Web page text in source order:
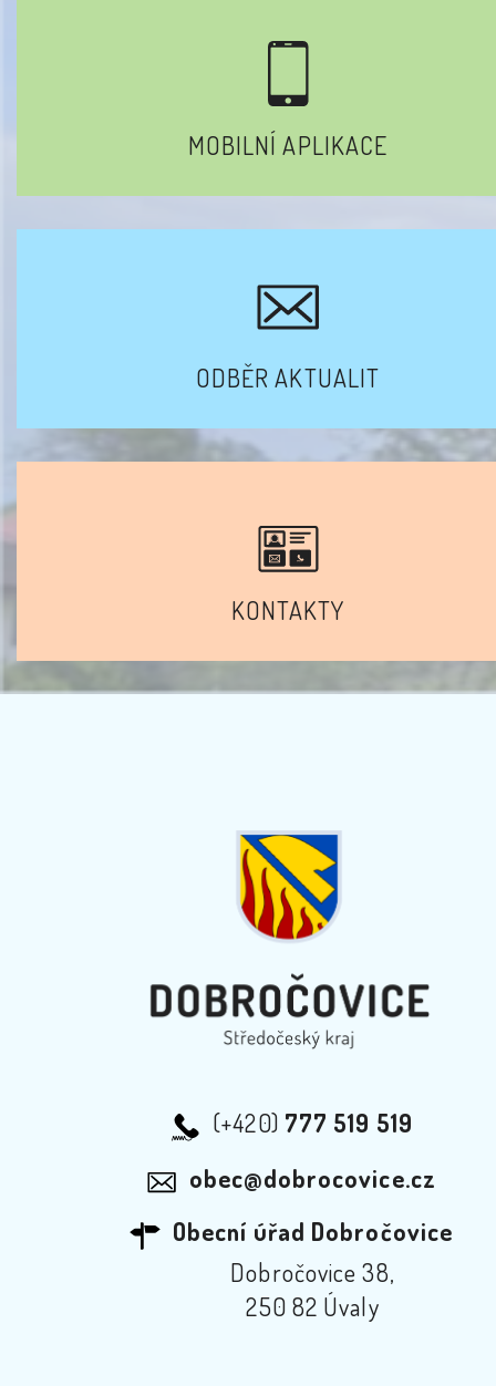
MOBILNÍ APLIKACE
ODBĚR AKTUALIT
KONTAKTY
(+420) 777 519 519
obec@dobrocovice.cz
Obecní úřad Dobročovice
Dobročovice 38,
250 82 Úvaly